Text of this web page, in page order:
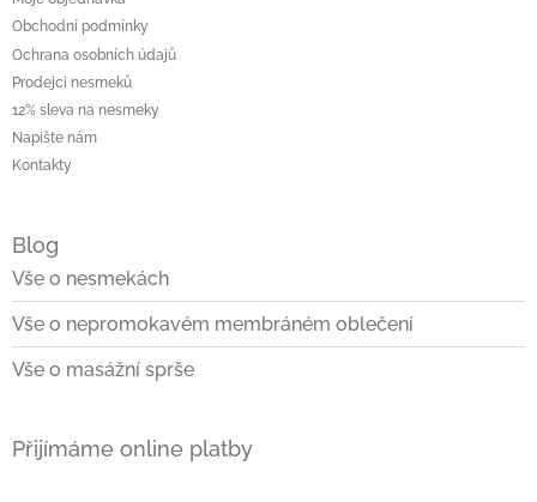
Obchodní podmínky
Ochrana osobních údajů
Prodejci nesmeků
12% sleva na nesmeky
Napište nám
Kontakty
Blog
Vše o nesmekách
Vše o nepromokavém membráném oblečení
Vše o masážní sprše
Přijímáme online platby